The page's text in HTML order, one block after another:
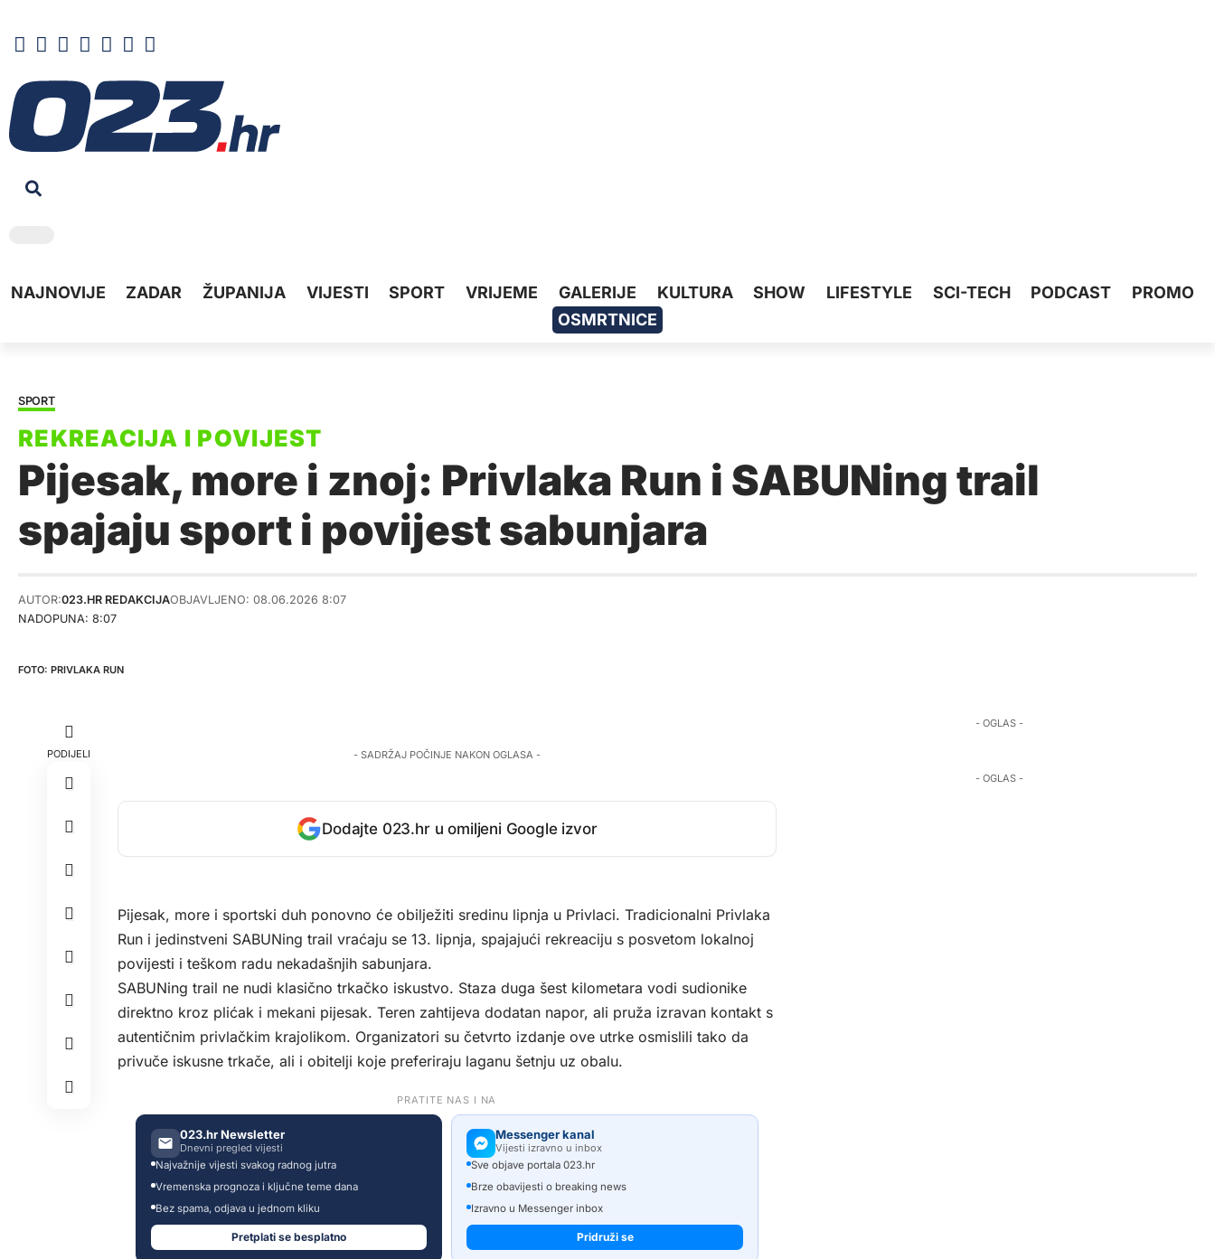
NAJNOVIJE ZADAR ŽUPANIJA VIJESTI SPORT VRIJEME GALERIJE KULTURA SHOW LIFESTYLE SCI-TECH PODCAST
PROMO
OSMRTNICE
SPORT
Pijesak, more i znoj: Privlaka Run i SABUNing trail
spajaju sport i povijest sabunjara
NADOPUNA: 8:07
AUTOR:023.HR REDAKCIJAOBJAVLJENO: 08.06.2026 8:07
PRIVLAKA RUN
PODIJELI - SADRŽAJ POČINJE NAKON OGLASA -
Dodajte 023.hr u omiljeni Google izvor
Pijesak, more i sportski duh ponovno će obilježiti sredinu lipnja u Privlaci. Tradicionalni Privlaka
Run i jedinstveni SABUNing trail vraćaju se 13. lipnja, spajajući rekreaciju s posvetom lokalnoj
povijesti i teškom radu nekadašnjih sabunjara.
SABUNing trail ne nudi klasično trkačko iskustvo. Staza duga šest kilometara vodi sudionike
direktno kroz plićak i mekani pijesak. Teren zahtijeva dodatan napor, ali pruža izravan kontakt s
autentičnim privlačkim krajolikom. Organizatori su četvrto izdanje ove utrke osmislili tako da
privuče iskusne trkače, ali i obitelji koje preferiraju laganu šetnju uz obalu.
PRATITE NAS I NA
023.hr Newsletter
Dnevni pregled vijesti
Najvažnije vijesti svakog radnog jutra
Vremenska prognoza i ključne teme dana
Bez spama, odjava u jednom kliku
Pretplati se besplatno
Messenger kanal
Vijesti izravno u inbox
Sve objave portala 023.hr
Brze obavijesti o breaking news
Izravno u Messenger inbox
Pridruži se
- OGLAS -
- OGLAS -